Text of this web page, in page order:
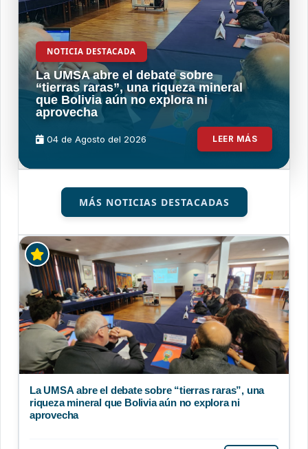
NOTICIA DESTACADA
La UMSA abre el debate sobre
“tierras raras”, una riqueza mineral
que Bolivia aún no explora ni
aprovecha
04 de Agosto del 2026 LEER MÁS
MÁS NOTICIAS DESTACADAS
La UMSA abre el debate sobre “tierras raras”, una
riqueza mineral que Bolivia aún no explora ni
aprovecha